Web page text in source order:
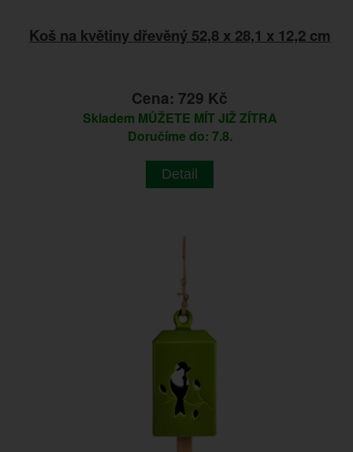
Koš na květiny dřevěný 52,8 x 28,1 x 12,2 cm
Cena: 729 Kč
Skladem MŮŽETE MÍT JIŽ ZÍTRA
Doručíme do: 7.8.
Detail